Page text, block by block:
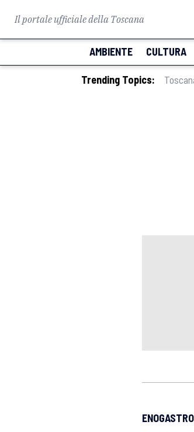
Il portale ufficiale della Toscana
AMBIENTE CULTURA
Trending Topics: